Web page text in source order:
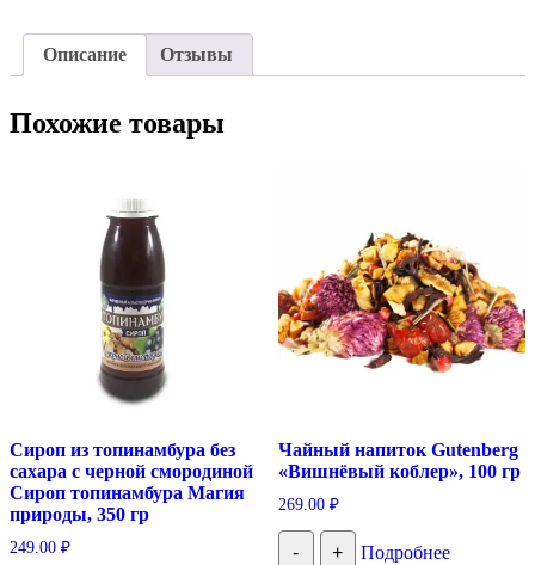
Описание Отзывы
Похожие товары
Сироп из топинамбура без
сахара с черной смородиной
Сироп топинамбура Магия
природы, 350 гр
249.00 ₽
Чайный напиток Gutenberg
«Вишнёвый коблер», 100 гр
269.00 ₽
- +
Подробнее